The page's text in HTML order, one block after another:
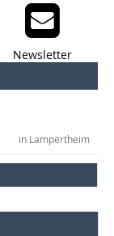
Newsletter
in Lampertheim